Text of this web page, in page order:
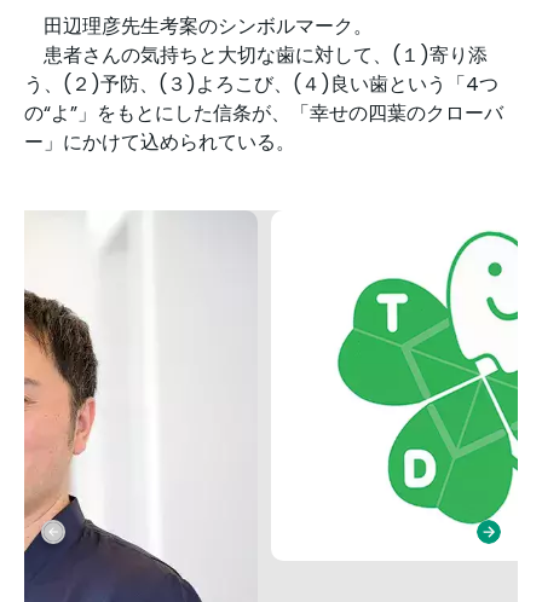
田辺理彦先生考案のシンボルマーク。
患者さんの気持ちと大切な歯に対して、(１)寄り添
う、(２)予防、(３)よろこび、(４)良い歯という「4つ
の“よ”」をもとにした信条が、「幸せの四葉のクローバ
ー」にかけて込められている。